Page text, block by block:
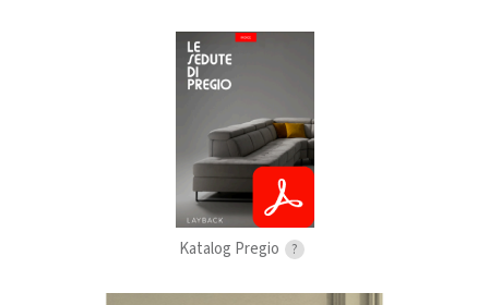
Katalog Pregio ?